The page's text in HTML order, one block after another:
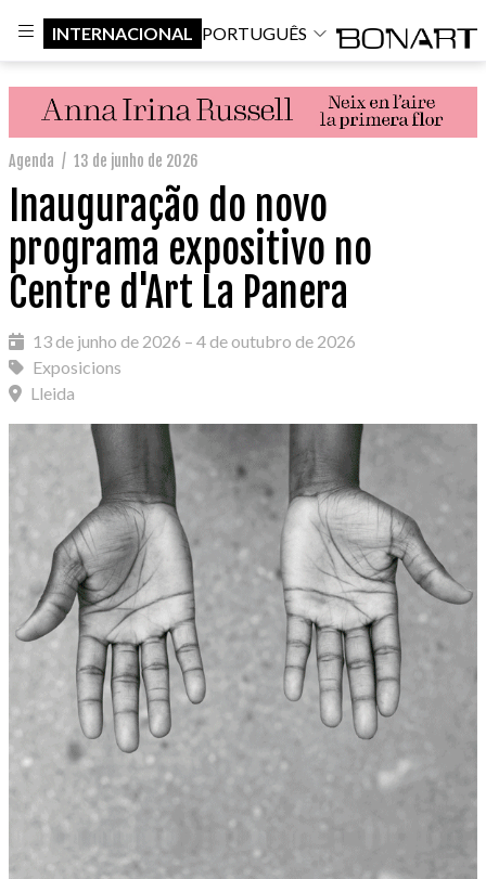
INTERNACIONAL PORTUGUÊS
Agenda / 13 de junho de 2026
Inauguração do novo
programa expositivo no
Centre d'Art La Panera
13 de junho de 2026 – 4 de outubro de 2026
Exposicions
Lleida